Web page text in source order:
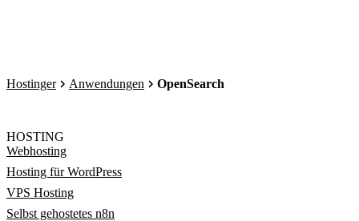
Hostinger Anwendungen OpenSearch
HOSTING
Webhosting
Hosting für WordPress
VPS Hosting
Selbst gehostetes n8n